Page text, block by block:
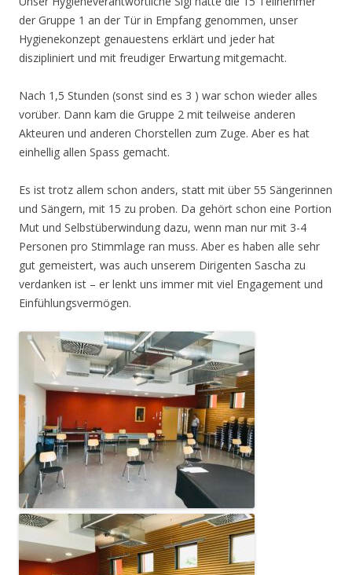
der Gruppe 1 an der Tür in Empfang genommen, unser
Hygienekonzept genauestens erklärt und jeder hat
diszipliniert und mit freudiger Erwartung mitgemacht.
Nach 1,5 Stunden (sonst sind es 3 ) war schon wieder alles
vorüber. Dann kam die Gruppe 2 mit teilweise anderen
Akteuren und anderen Chorstellen zum Zuge. Aber es hat
einhellig allen Spass gemacht.
Es ist trotz allem schon anders, statt mit über 55 Sängerinnen
und Sängern, mit 15 zu proben. Da gehört schon eine Portion
Mut und Selbstüberwindung dazu, wenn man nur mit 3-4
Personen pro Stimmlage ran muss. Aber es haben alle sehr
gut gemeistert, was auch unserem Dirigenten Sascha zu
verdanken ist – er lenkt uns immer mit viel Engagement und
Einfühlungsvermögen.